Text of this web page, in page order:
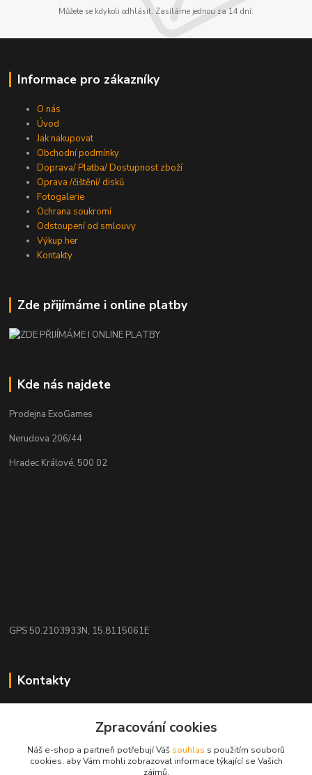
Můžete se kdykoli odhlásit. Zasíláme jednou za 14 dní.
Informace pro zákazníky
O nás
Úvod
Jak nakupovat
Obchodní podmínky
Doprava/ Platba/ Dostupnost zboží
Oprava /čištění/ disků
Fotogalerie
Ochrana soukromí
Odstoupení od smlouvy
Výkup her
Kontakty
Zde přijímáme i online platby
Kde nás najdete
Prodejna ExoGames
Nerudova 206/44
Hradec Králové, 500 02
GPS 50.2103933N, 15.8115061E
Kontakty
+420 608 942 360
(Po-Pá, 10-16 hod.)
Zpracování cookies
Náš e-shop a partneři potřebují Váš souhlas s použitím souborů
cookies, aby Vám mohli zobrazovat informace týkající se Vašich
zájmů.